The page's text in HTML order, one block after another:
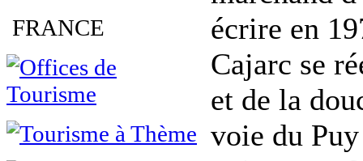
FRANCE
écrire en
Cajarc se
et de la
voie du